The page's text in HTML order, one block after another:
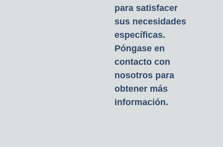
para satisfacer
sus necesidades
específicas.
Póngase en
contacto con
nosotros para
obtener más
información.